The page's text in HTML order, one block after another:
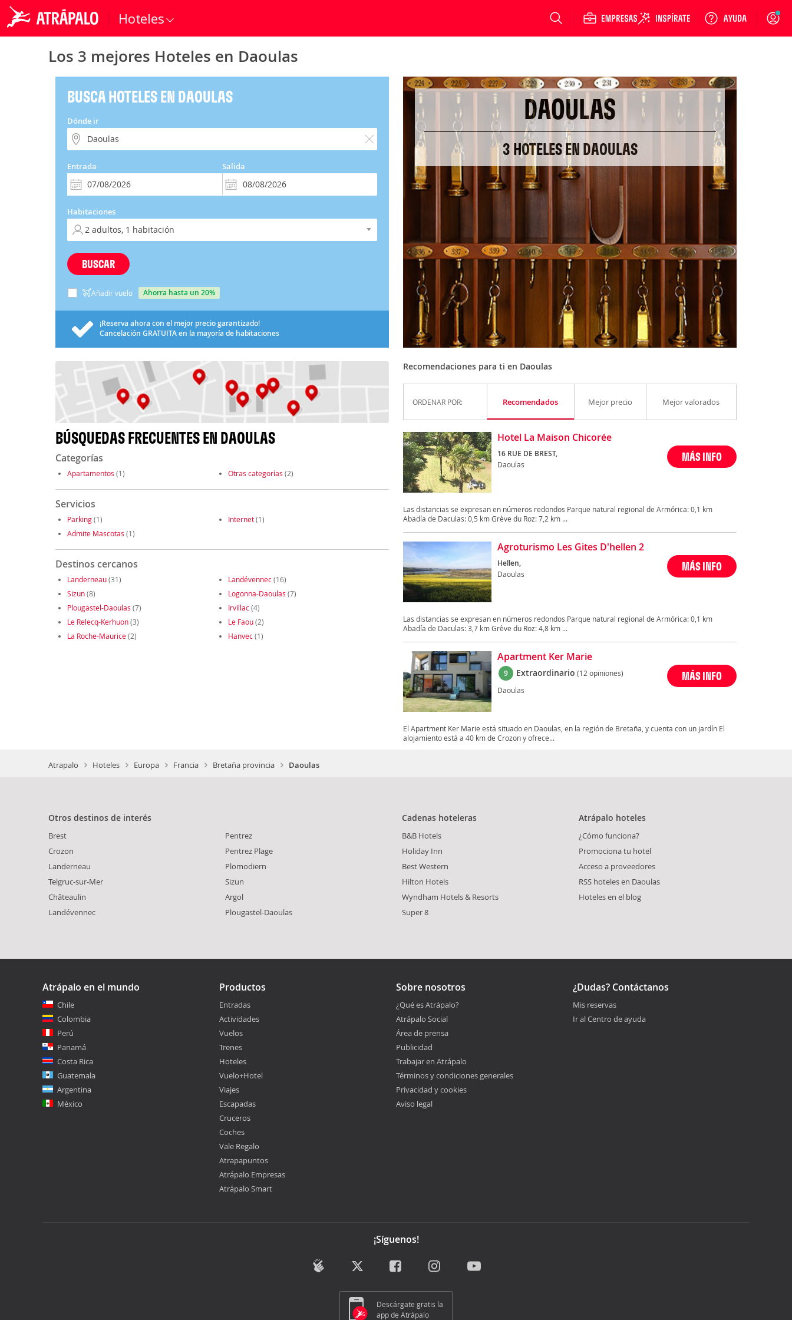
Hoteles Login
Los 3 mejores Hoteles en Daoulas
BUSCA HOTELES EN DAOULAS
Dónde ir
Entrada Salida
Habitaciones
BUSCAR
Añadir vuelo ahorra hasta un 20%
¡Reserva ahora con el mejor precio garantizado!
Cancelación GRATUITAen la mayoría de habitaciones
BÚSQUEDAS FRECUENTES EN DAOULAS
Categorías
Apartamentos (1) Otras categorías (2)
Servicios
Parking(1) Internet(1)
Admite Mascotas (1)
Destinos cercanos
Landerneau(31) Landévennec(16)
Sizun(8) Logonna-Daoulas (7)
Plougastel-Daoulas (7) Irvillac(4)
Le Relecq-Kerhuon(3) Le Faou(2)
La Roche-Maurice(2) Hanvec(1)
DAOULAS
3 HOTELES EN DAOULAS
Recomendaciones para ti en Daoulas
ORDENAR POR: Recomendados Mejor precio Mejor valorados
Hotel La Maison Chicorée
16 RUE DE BREST,
Daoulas
MÁS INFO
Las distancias se expresan en números redondos Parque natural regional de Armórica: 0,1 km
Abadía de Daculas: 0,5 km Grève du Roz: 7,2 km ...
Agroturismo Les Gites D'hellen 2
Hellen,
Daoulas
MÁS INFO
Las distancias se expresan en números redondos Parque natural regional de Armórica: 0,1 km
Abadía de Daculas: 3,7 km Grève du Roz: 4,8 km ...
Apartment Ker Marie
9 Extraordinario (12 opiniones)
Daoulas
MÁS INFO
El Apartment Ker Marie está situado en Daoulas, en la región de Bretaña, y cuenta con un jardín El
alojamiento está a 40 km de Crozon y ofrece...
Atrapalo Hoteles Europa Francia Bretaña provincia Daoulas
Otros destinos de interés
Brest
Crozon
Landerneau
Telgruc-sur-Mer
Châteaulin
Landévennec
Pentrez
Pentrez Plage
Plomodiern
Sizun
Argol
Plougastel-Daoulas
Cadenas hoteleras
B&B Hotels
Holiday Inn
Best Western
Hilton Hotels
Wyndham Hotels & Resorts
Super 8
Atrápalo hoteles
¿Cómo funciona?
Promociona tu hotel
Acceso a proveedores
RSS hoteles en Daoulas
Hoteles en el blog
Atrápalo en el mundo
Chile
Colombia
Perú
Panamá
Costa Rica
Guatemala
Argentina
México
Productos
Entradas
Actividades
Vuelos
Trenes
Hoteles
Vuelo+Hotel
Viajes
Escapadas
Cruceros
Coches
Vale Regalo
Atrapapuntos
Atrápalo Empresas
Atrápalo Smart
Sobre nosotros
¿Qué es Atrápalo?
Atrápalo Social
Área de prensa
Publicidad
Trabajar en Atrápalo
Términos y condiciones generales
Privacidad y cookies
Aviso legal
¿Dudas? Contáctanos
Mis reservas
Ir al Centro de ayuda
¡Síguenos!
Descárgate gratis la
app de Atrápalo